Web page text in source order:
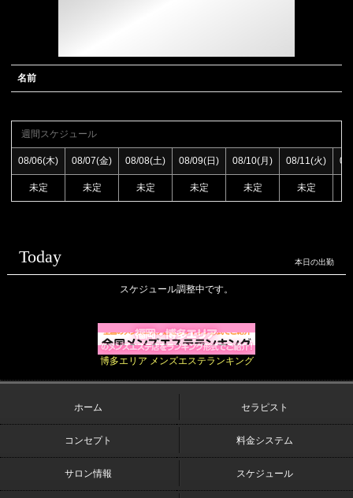
名前
週間スケジュール
08/06(木) 08/07(金) 08/08(土) 08/09(日) 08/10(月) 08/11(火)
未定 未定 未定 未定 未定 未定
Today 本日の出勤
スケジュール調整中です。
博多エリア メンズエステランキング
ホーム セラピスト
コンセプト 料金システム
サロン情報 スケジュール